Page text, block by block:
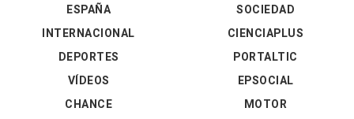
ESPAÑA
INTERNACIONAL
DEPORTES
VÍDEOS
SOCIEDAD
CIENCIAPLUS
PORTALTIC
EPSOCIAL
CHANCE
MOTOR